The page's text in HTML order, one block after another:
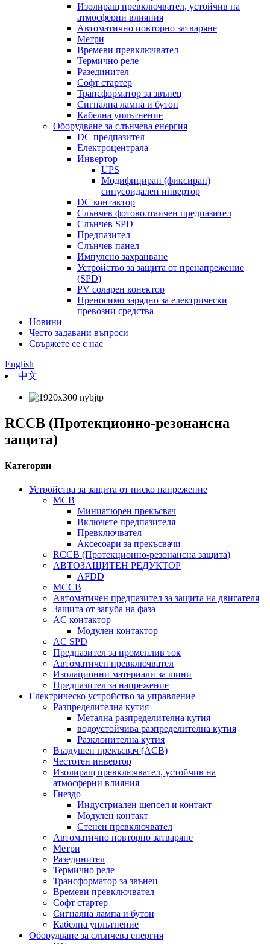
Изолиращ превключвател, устойчив на
атмосферни влияния
Автоматично повторно затваряне
Метри
Времеви превключвател
Термично реле
Разединител
Софт стартер
Трансформатор за звънец
Сигнална лампа и бутон
Кабелна уплътнение
Оборудване за слънчева енергия
DC предпазител
Електроцентрала
Инвертор
UPS
Модифициран (фиксиран)
синусоидален инвертор
DC контактор
Слънчев фотоволтаичен предпазител
Слънчев SPD
Предпазител
Слънчев панел
Импулсно захранване
Устройство за защита от пренапрежение
(SPD)
PV соларен конектор
Преносимо зарядно за електрически
превозни средства
Новини
Често задавани въпроси
Свържете се с нас
English
中文
RCCB (Протекционно-резонансна
защита)
Категории
Устройства за защита от ниско напрежение
MCB
Миниатюрен прекъсвач
Включете предпазителя
Превключвател
Аксесоари за прекъсвачи
RCCB (Протекционно-резонансна защита)
АВТОЗАЩИТЕН РЕДУКТОР
AFDD
MCCB
Автоматичен предпазител за защита на двигателя
Защита от загуба на фаза
AC контактор
Модулен контактор
AC SPD
Предпазител за променлив ток
Автоматичен превключвател
Изолационни материали за шини
Предпазител за напрежение
Електрическо устройство за управление
Разпределителна кутия
Метална разпределителна кутия
водоустойчива разпределителна кутия
Разклонителна кутия
Въздушен прекъсвач (ACB)
Честотен инвертор
Изолиращ превключвател, устойчив на
атмосферни влияния
Гнездо
Индустриален щепсел и контакт
Модулен контакт
Стенен превключвател
Автоматично повторно затваряне
Метри
Разединител
Термично реле
Трансформатор за звънец
Времеви превключвател
Софт стартер
Сигнална лампа и бутон
Кабелна уплътнение
Оборудване за слънчева енергия